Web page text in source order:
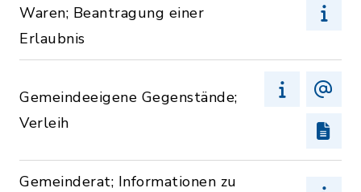
Waren; Beantragung einer
Erlaubnis
Gemeindeeigene Gegenstände;
Verleih
Gemeinderat; Informationen zu